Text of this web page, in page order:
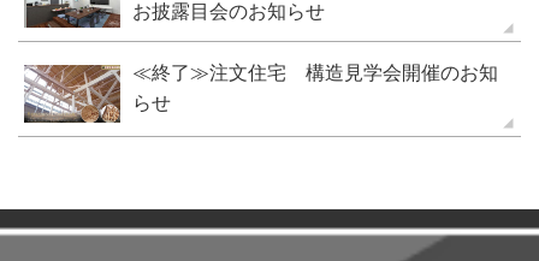
お披露目会のお知らせ
≪終了≫注文住宅 構造見学会開催のお知
らせ